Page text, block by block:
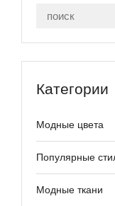
Категории
Модные цвета
Популярные
Модные ткани